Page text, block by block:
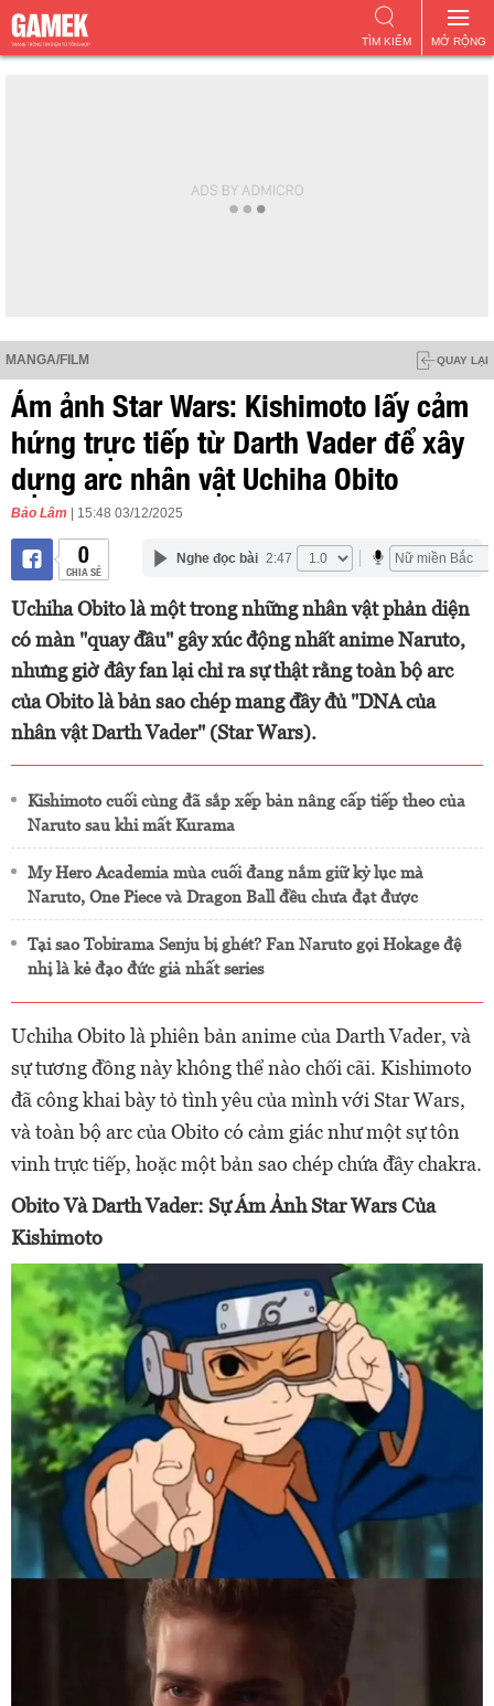
MỞ RỘNG
TÌM KIẾM
MANGA/FILM QUAY LẠI
Ám ảnh Star Wars: Kishimoto lấy cảm
hứng trực tiếp từ Darth Vader để xây
dựng arc nhân vật Uchiha Obito
Bảo Lâm | 15:48 03/12/2025
0
CHIA SẺ
Nghe đọc bài 2:47
Uchiha Obito là một trong những nhân vật phản diện
có màn "quay đầu" gây xúc động nhất anime Naruto,
nhưng giờ đây fan lại chỉ ra sự thật rằng toàn bộ arc
của Obito là bản sao chép mang đầy đủ "DNA của
nhân vật Darth Vader" (Star Wars).
Kishimoto cuối cùng đã sắp xếp bản nâng cấp tiếp theo của
Naruto sau khi mất Kurama
My Hero Academia mùa cuối đang nắm giữ kỷ lục mà
Naruto, One Piece và Dragon Ball đều chưa đạt được
Tại sao Tobirama Senju bị ghét? Fan Naruto gọi Hokage đệ
nhị là kẻ đạo đức giả nhất series
Uchiha Obito là phiên bản anime của Darth Vader, và
sự tương đồng này không thể nào chối cãi. Kishimoto
đã công khai bày tỏ tình yêu của mình với Star Wars,
và toàn bộ arc của Obito có cảm giác như một sự tôn
vinh trực tiếp, hoặc một bản sao chép chứa đầy chakra.
Obito Và Darth Vader: Sự Ám Ảnh Star Wars Của
Kishimoto